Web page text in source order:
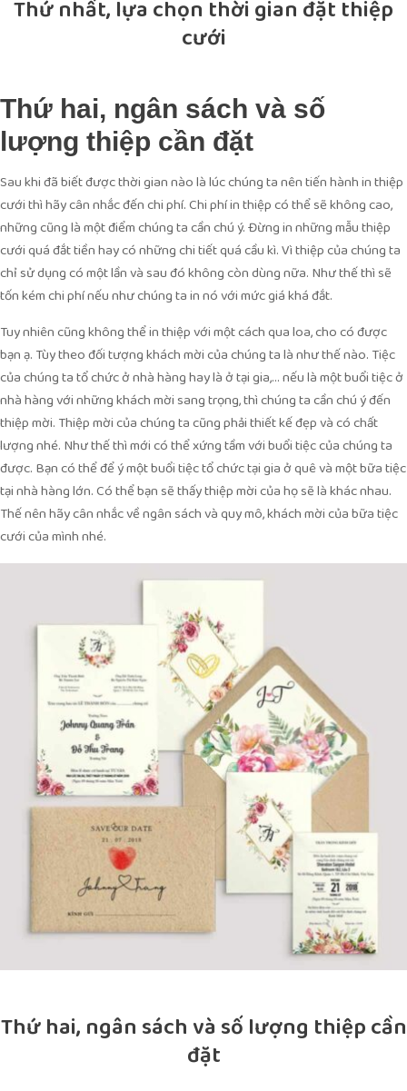
Thứ nhất, lựa chọn thời gian đặt thiệp
cưới
Thứ hai, ngân sách và số
lượng thiệp cần đặt
Sau khi đã biết được thời gian nào là lúc chúng ta nên tiến hành in thiệp
cưới thì hãy cân nhắc đến chi phí. Chi phí in thiệp có thể sẽ không cao,
những cũng là một điểm chúng ta cần chú ý. Đừng in những mẫu thiệp
cưới quá đắt tiền hay có những chi tiết quá cầu kì. Vì thiệp của chúng ta
chỉ sử dụng có một lần và sau đó không còn dùng nữa. Như thế thì sẽ
tốn kém chi phí nếu như chúng ta in nó với mức giá khá đắt.
Tuy nhiên cũng không thể in thiệp với một cách qua loa, cho có được
bạn ạ. Tùy theo đối tượng khách mời của chúng ta là như thế nào. Tiệc
của chúng ta tổ chức ở nhà hàng hay là ở tại gia,… nếu là một buổi tiệc ở
nhà hàng với những khách mời sang trọng, thì chúng ta cần chú ý đến
thiệp mời. Thiệp mời của chúng ta cũng phải thiết kế đẹp và có chất
lượng nhé. Như thế thì mới có thể xứng tầm với buổi tiệc của chúng ta
được. Bạn có thể để ý một buổi tiệc tổ chức tại gia ở quê và một bữa tiệc
tại nhà hàng lớn. Có thể bạn sẽ thấy thiệp mời của họ sẽ là khác nhau.
Thế nên hãy cân nhắc về ngân sách và quy mô, khách mời của bữa tiệc
cưới của mình nhé.
Thứ hai, ngân sách và số lượng thiệp cần
đặt